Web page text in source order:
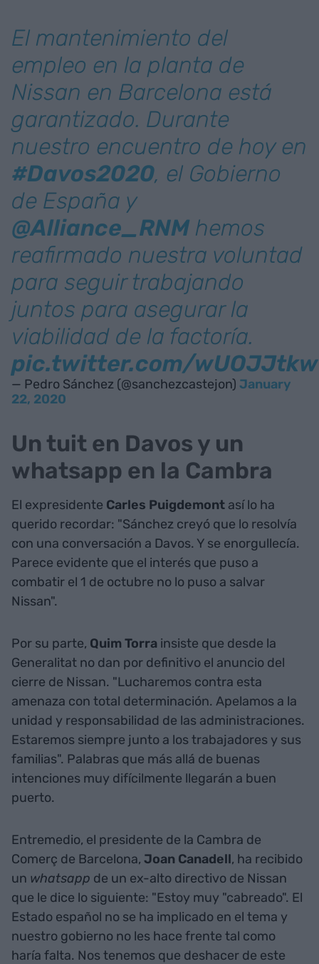
El mantenimiento del
empleo en la planta de
Nissan en Barcelona está
garantizado. Durante
nuestro encuentro de hoy en
#Davos2020, el Gobierno
de España y
@Alliance_RNM hemos
reafirmado nuestra voluntad
para seguir trabajando
juntos para asegurar la
viabilidad de la factoría.
pic.twitter.com/
— Pedro Sánchez (@sanchezcastejon) January
22, 2020
Un tuit en Davos y un
whatsapp en la Cambra
El expresidente Carles Puigdemont así lo ha
querido recordar: "Sánchez creyó que lo resolvía
con una conversación a Davos. Y se enorgullecía.
Parece evidente que el interés que puso a
combatir el 1 de octubre no lo puso a salvar
Nissan".
Por su parte, Quim Torra insiste que desde la
Generalitat no dan por definitivo el anuncio del
cierre de Nissan. "Lucharemos contra esta
amenaza con total determinación. Apelamos a la
unidad y responsabilidad de las administraciones.
Estaremos siempre junto a los trabajadores y sus
familias". Palabras que más allá de buenas
intenciones muy difícilmente llegarán a buen
puerto.
Entremedio, el presidente de la Cambra de
Comerç de Barcelona, Joan Canadell, ha recibido
un whatsapp de un ex-alto directivo de Nissan
que le dice lo siguiente: "Estoy muy "cabreado". El
Estado español no se ha implicado en el tema y
nuestro gobierno no les hace frente tal como
haría falta. Nos tenemos que deshacer de este